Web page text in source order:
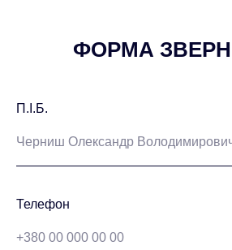
ФОРМА
П.І.Б.
Телефон